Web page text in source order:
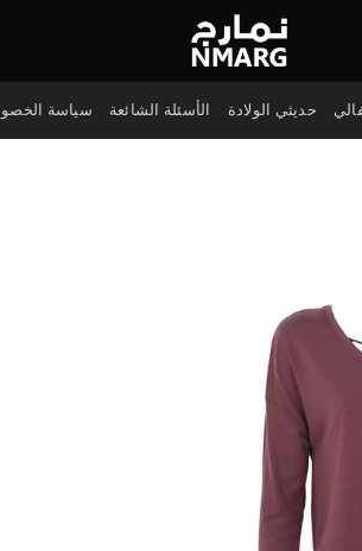
حديثي الولادة الأسئلة الشائعة سياسة